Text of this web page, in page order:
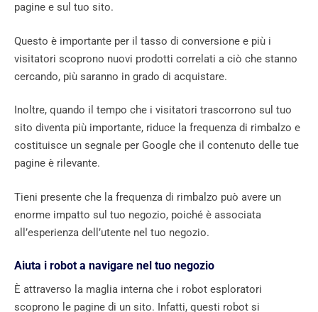
pagine e sul tuo sito.
Questo è importante per il tasso di conversione e più i
visitatori scoprono nuovi prodotti correlati a ciò che stanno
cercando, più saranno in grado di acquistare.
Inoltre, quando il tempo che i visitatori trascorrono sul tuo
sito diventa più importante, riduce la frequenza di rimbalzo e
costituisce un segnale per Google che il contenuto delle tue
pagine è rilevante.
Tieni presente che la frequenza di rimbalzo può avere un
enorme impatto sul tuo negozio, poiché è associata
all’esperienza dell’utente nel tuo negozio.
Aiuta i robot a navigare nel tuo negozio
È attraverso la maglia interna che i robot esploratori
scoprono le pagine di un sito. Infatti, questi robot si